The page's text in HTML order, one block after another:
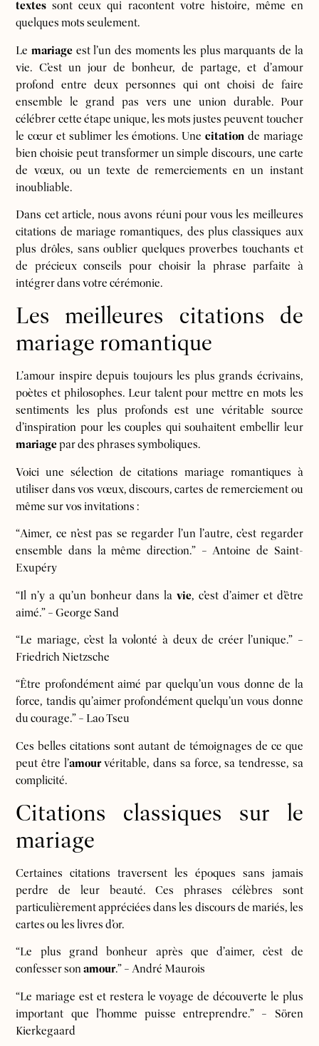
textes sont ceux qui racontent votre histoire, même en
quelques mots seulement.
Lemariage est l’un des moments les plus marquants de la
vie. C’est un jour de bonheur, de partage, et d’amour
profond entre deux personnes qui ont choisi de faire
ensemble le grand pas vers une union durable. Pour
célébrer cette étape unique, les mots justes peuvent toucher
le cœur et sublimer les émotions. Unecitation de mariage
bien choisie peut transformer un simple discours, une carte
de vœux, ou un texte de remerciements en un instant
inoubliable.
Dans cet article, nous avons réuni pour vous les meilleures
citations de mariage romantiques, des plus classiques aux
plus drôles, sans oublier quelques proverbes touchants et
de précieux conseils pour choisir la phrase parfaite à
intégrer dans votre cérémonie.
Les meilleures citations de
mariage romantique
L’amour inspire depuis toujours les plus grands écrivains,
poètes et philosophes. Leur talent pour mettre en mots les
sentiments les plus profonds est une véritable source
d’inspiration pour les couples qui souhaitent embellir leur
mariagepar des phrases symboliques.
Voici une sélection de citations mariage romantiques à
utiliser dans vos vœux, discours, cartes de remerciement ou
même sur vos invitations :
“Aimer, ce n’est pas se regarder l’un l’autre, c’est regarder
ensemble dans la même direction.” – Antoine de Saint-
Exupéry
“Il n’y a qu’un bonheur dans la vie, c’est d’aimer et d’être
aimé.” – George Sand
“Le mariage, c’est la volonté à deux de créer l’unique.” –
Friedrich Nietzsche
“Être profondément aimé par quelqu’un vous donne de la
force, tandis qu’aimer profondément quelqu’un vous donne
du courage.” – Lao Tseu
Ces belles citations sont autant de témoignages de ce que
peut être l’amourvéritable, dans sa force, sa tendresse, sa
complicité.
Citations classiques sur le
mariage
Certaines citations traversent les époques sans jamais
perdre de leur beauté. Ces phrases célèbres sont
particulièrement appréciées dans les discours de mariés, les
cartes ou les livres d’or.
“Le plus grand bonheur après que d’aimer, c’est de
confesser sonamour.” – André Maurois
“Le mariage est et restera le voyage de découverte le plus
important que l’homme puisse entreprendre.” – Sören
Kierkegaard